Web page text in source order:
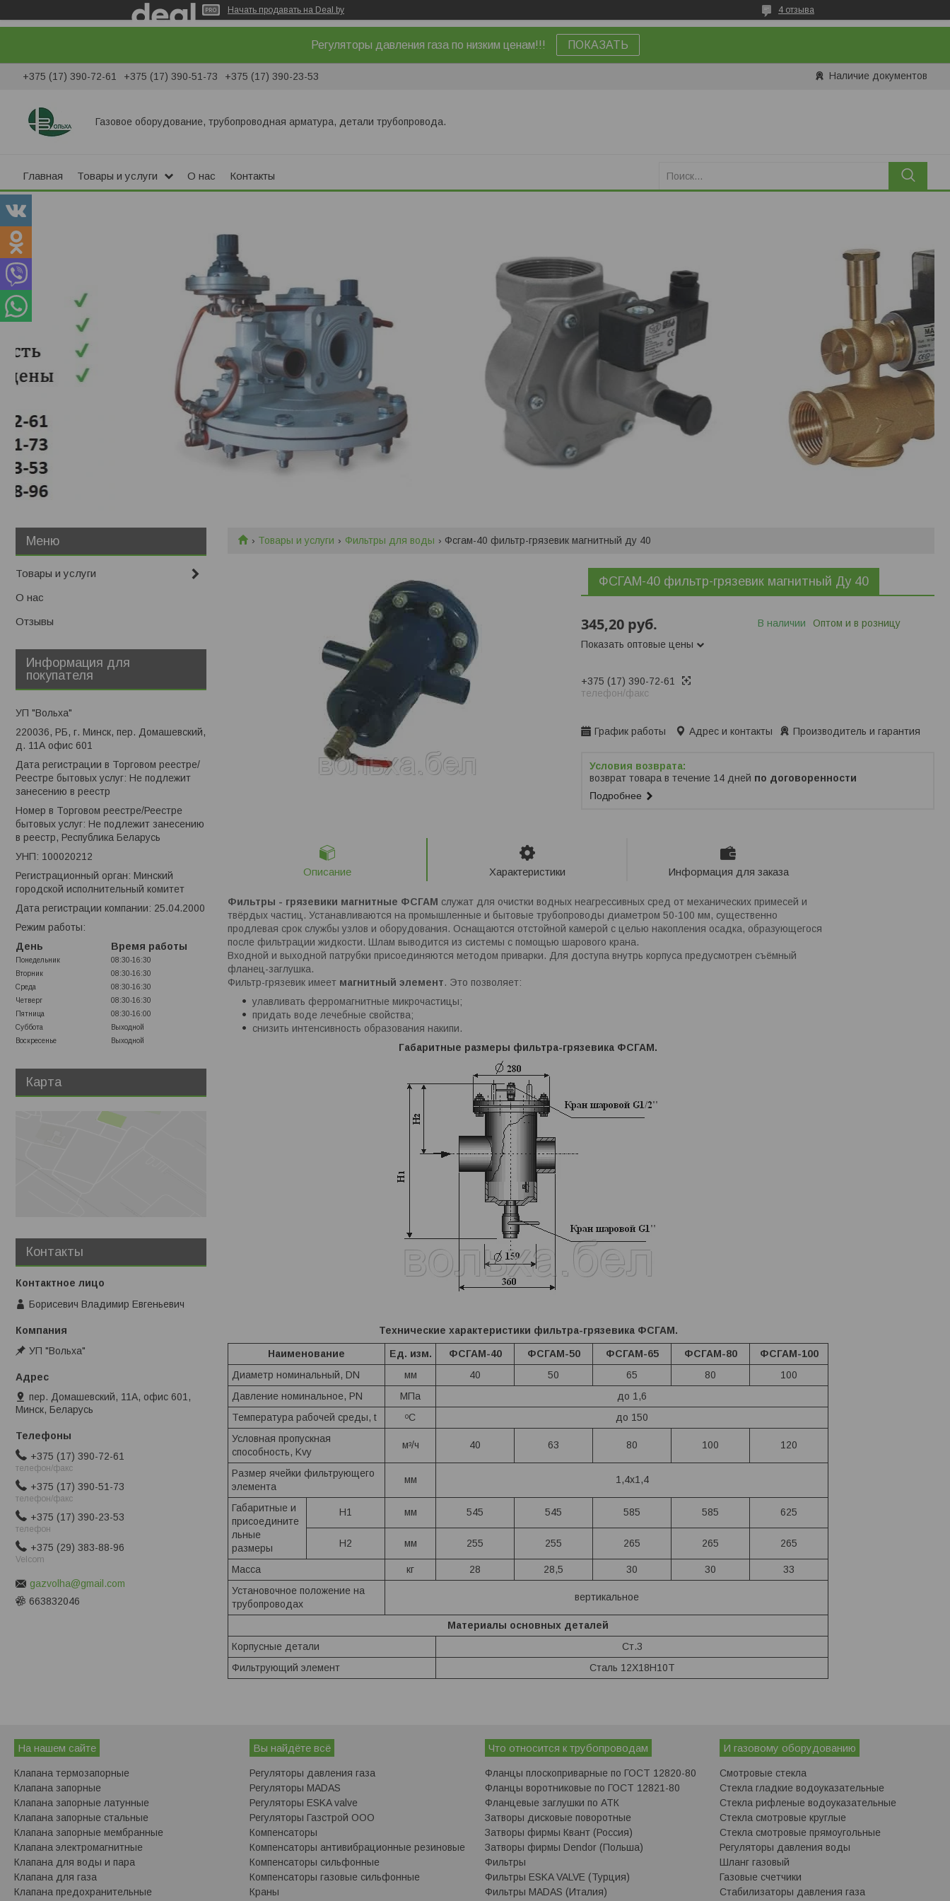
Начать продавать на Deal.by 4 отзыва
Регуляторы давления газа по низким ценам!!! ПОКАЗАТЬ
+375 (17) 390-72-61 +375 (17) 390-51-73 +375 (17) 390-23-53 Наличие документов
Газовое оборудование, трубопроводная арматура, детали трубопровода.
Главная Товары и услуги О нас Контакты
Товары и услуги Фильтры для воды Фсгам-40 фильтр-грязевик магнитный ду 40
ФСГАМ-40 фильтр-грязевик магнитный Ду 40
345,20 руб.
Показать оптовые цены
В наличии Оптом и в розницу
+375 (17) 390-72-61
телефон/факс
График работы
Адрес и контакты Производитель и гарантия
возврат товара в течение 14 дней по договоренности
Подробнее
Описание Характеристики Информация для заказа
Фильтры - грязевики магнитные ФСГАМ служат для очистки водных неагрессивных сред от механических примесей и
твёрдых частиц. Устанавливаются на промышленные и бытовые трубопроводы диаметром 50-100 мм, существенно
продлевая срок службы узлов и оборудования. Оснащаются отстойной камерой с целью накопления осадка, образующегося
после фильтрации жидкости. Шлам выводится из системы с помощью шарового крана.
Входной и выходной патрубки присоединяются методом приварки. Для доступа внутрь корпуса предусмотрен съёмный
фланец-заглушка.
Фильтр-грязевик имеет магнитный элемент. Это позволяет:
улавливать ферромагнитные микрочастицы;
придать воде лечебные свойства;
снизить интенсивность образования накипи.
Габаритные размеры фильтра-грязевика ФСГАМ.
Технические характеристики фильтра-грязевика ФСГАМ.
Наименование Ед. изм. ФСГАМ-40 ФСГАМ-50 ФСГАМ-65 ФСГАМ-80
ФСГАМ-100
Диаметр номинальный, DN
мм 40 50 65 80
100
Давление номинальное, PN
МПа
до 1,6
Температура рабочей среды, t
ᵒС
до 150
Условная пропускная
способность, Kvy
мᶟ/ч 40 63 80 100 120
Размер ячейки фильтрующего
элемента
мм 1,4х1,4
Габаритные и
присоедините
льные
размеры
Н1 мм 545 545 585 585 625
Н2 мм 255 255 265 265 265
Масса кг 28 28,5 30 30
33
Установочное положение на
трубопроводах
вертикальное
Материалы основных деталей
Корпусные детали
Ст.3
Фильтрующий элемент
Сталь 12Х18Н10Т
Товары и услуги
О нас
Отзывы
Информация для
покупателя
УП "Вольха"
220036, РБ, г. Минск, пер. Домашевский,
д. 11А офис 601
Дата регистрации в Торговом реестре/
Реестре бытовых услуг: Не подлежит
занесению в реестр
Номер в Торговом реестре/Реестре
бытовых услуг: Не подлежит занесению
в реестр, Республика Беларусь
УНП: 100020212
Регистрационный орган: Минский
городской исполнительный комитет
Дата регистрации компании: 25.04.2000
Режим работы:
День
Время работы
Понедельник
08:30-16:30
Вторник
08:30-16:30
Среда
08:30-16:30
Четверг
08:30-16:30
Пятница
08:30-16:00
Суббота
Выходной
Воскресенье
Выходной
Карта
Контакты
Борисевич Владимир Евгеньевич
УП "Вольха"
пер. Домашевский, 11А, офис 601,
Минск, Беларусь
+375 (17) 390-72-61
телефон/факс
+375 (17) 390-51-73
телефон/факс
+375 (17) 390-23-53
телефон
+375 (29) 383-88-96
Velcom
gazvolha@gmail.com
663832046
На нашем сайте
Клапана термозапорные
Клапана запорные
Клапана запорные латунные
Клапана запорные стальные
Клапана запорные мембранные
Клапана электромагнитные
Клапана для воды и пара
Клапана для газа
Клапана предохранительные
Вы найдёте всё
Регуляторы давления газа
Регуляторы MADAS
Регуляторы ESKA valve
Регуляторы Газстрой ООО
Компенсаторы
Компенсаторы антивибрационные резиновые
Компенсаторы сильфонные
Компенсаторы газовые сильфонные
Краны
Что относится к трубопроводам
Фланцы плоскоприварные по ГОСТ 12820-80
Фланцы воротниковые по ГОСТ 12821-80
Фланцевые заглушки по АТК
Затворы дисковые поворотные
Затворы фирмы Квант (Россия)
Затворы фирмы Dendor (Польша)
Фильтры
Фильтры ESKA VALVE (Турция)
Фильтры MADAS (Италия)
И газовому оборудованию
Смотровые стекла
Стекла гладкие водоуказательные
Стекла рифленые водоуказательные
Стекла смотровые круглые
Стекла смотровые прямоугольные
Регуляторы давления воды
Шланг газовый
Газовые счетчики
Стабилизаторы давления газа